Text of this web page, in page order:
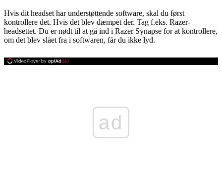
Hvis dit headset har understøttende software, skal du først
kontrollere det. Hvis det blev dæmpet der. Tag f.eks. Razer-
headsettet. Du er nødt til at gå ind i Razer Synapse for at kontrollere,
om det blev slået fra i softwaren, får du ikke lyd.
ad